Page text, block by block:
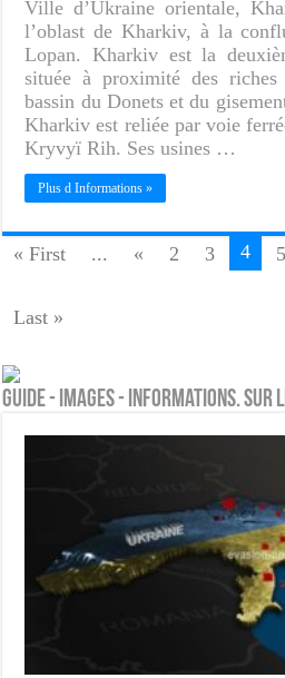
Ville d’Ukraine orientale,
l’oblast de Kharkiv, à la
Lopan. Kharkiv est la
située à proximité des
bassin du Donets et du
Kharkiv est reliée par voie
Kryvyï Rih. Ses usines …
Plus d Informations »
« First ... « 2 3 4 5
Last »
Guide - Images - Informations. Sur